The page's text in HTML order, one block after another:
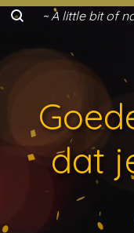
Ga
naar
hoofdinhoud